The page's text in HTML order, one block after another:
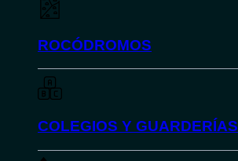
ROCÓDROMOS
COLEGIOS Y GUARDERÍAS